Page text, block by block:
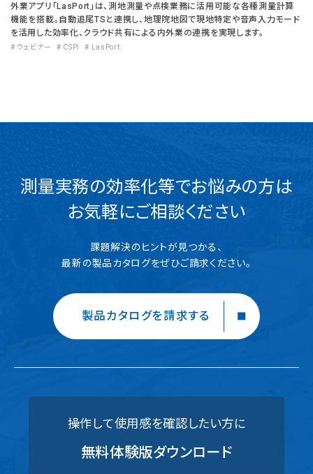
外業アプリ「LasPort」は、測地測量や点検業務に活用可能な各種測量計算
機能を搭載。自動追尾TSと連携し、地理院地図で現地特定や音声入力モード
を活用した効率化、クラウド共有による内外業の連携を実現します。
# ウェビナー # CSPI # LasPort
測量実務の効率化等でお悩みの方は
お気軽にご相談ください
課題解決のヒントが見つかる、
最新の製品カタログをぜひご請求ください。
製品カタログを請求する
操作して使用感を確認したい方に
無料体験版ダウンロード